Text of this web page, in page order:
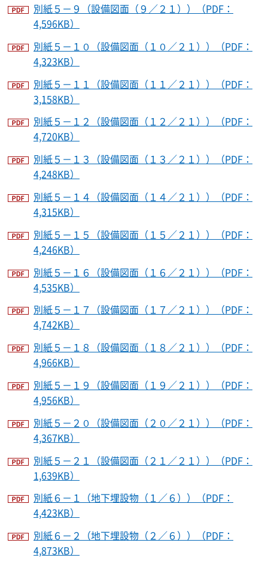
別紙５－９（設備図面（９／２１））（PDF：
4,596KB）
別紙５－１０（設備図面（１０／２１））（PDF：
4,323KB）
別紙５－１１（設備図面（１１／２１））（PDF：
3,158KB）
別紙５－１２（設備図面（１２／２１））（PDF：
4,720KB）
別紙５－１３（設備図面（１３／２１））（PDF：
4,248KB）
別紙５－１４（設備図面（１４／２１））（PDF：
4,315KB）
別紙５－１５（設備図面（１５／２１））（PDF：
4,246KB）
別紙５－１６（設備図面（１６／２１））（PDF：
4,535KB）
別紙５－１７（設備図面（１７／２１））（PDF：
4,742KB）
別紙５－１８（設備図面（１８／２１））（PDF：
4,966KB）
別紙５－１９（設備図面（１９／２１））（PDF：
4,956KB）
別紙５－２０（設備図面（２０／２１））（PDF：
4,367KB）
別紙５－２１（設備図面（２１／２１））（PDF：
1,639KB）
別紙６－１（地下埋設物（１／６））（PDF：
4,423KB）
別紙６－２（地下埋設物（２／６））（PDF：
4,873KB）